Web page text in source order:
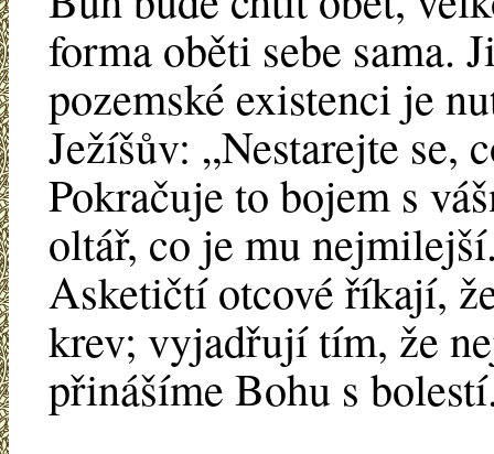
forma oběti sebe sama.
pozemské existenci je
Ježíšův: „Nestarejte se,
Pokračuje to bojem s
oltář, co je mu
Asketičtí otcové říkají,
krev; vyjadřují tím, že
přinášíme Bohu s